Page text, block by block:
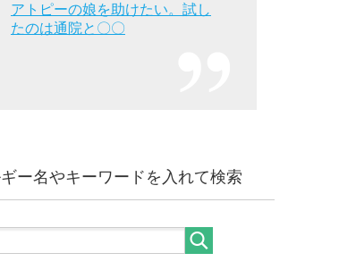
アトピーの娘を助けたい。試し
たのは通院と〇〇
ー名やキーワードを入れて検索